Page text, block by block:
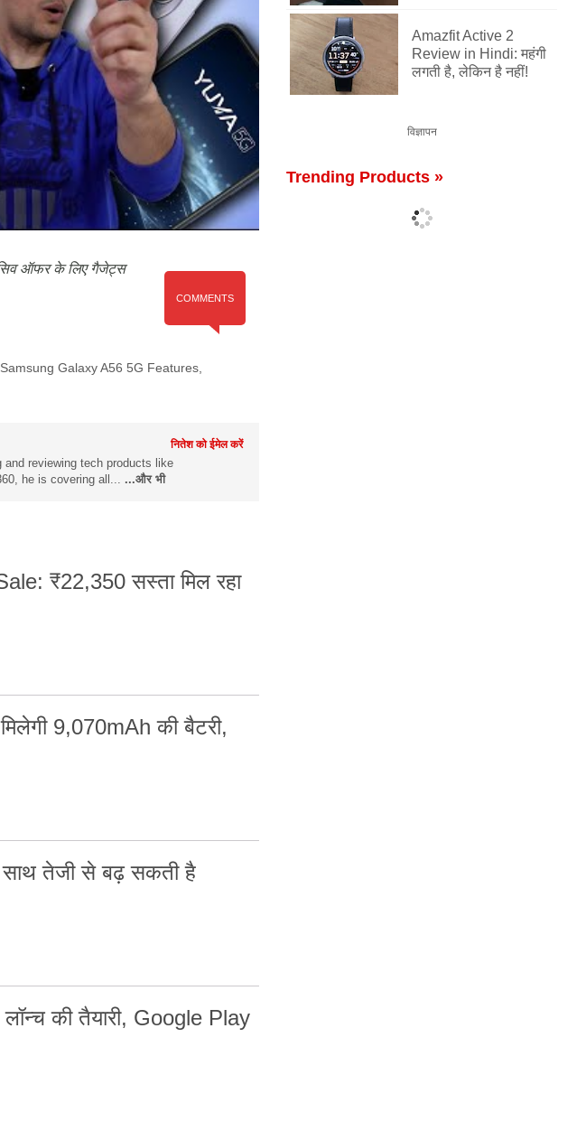
COMMENTS
ऑफर के लिए गैजेट्स
Samsung Galaxy A56 5G Features
नितेश को ईमेल करें
reviewing tech products like
he is covering all... ...और भी
₹22,350 सस्ता मिल रहा
9,070mAh की बैटरी,
तेजी से बढ़ सकती है
की तैयारी, Google Play
Amazfit Active 2
Review in Hindi: महंगी
लगती है, लेकिन है नहीं!
विज्ञापन
Trending Products »